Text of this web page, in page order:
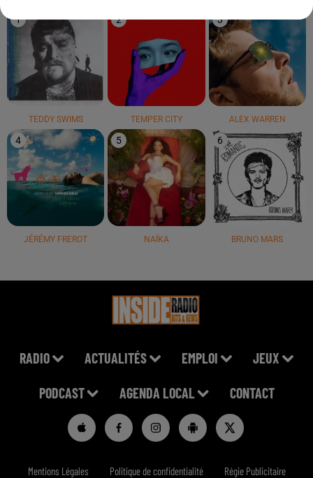
1
TEDDY SWIMS
2
TEMPER CITY
3
ALEX WARREN
4
JÉRÉMY FREROT
5
NAÏKA
6
BRUNO MARS
RADIO ACTUALITÉS EMPLOI JEUX
PODCAST AGENDA LOCAL CONTACT
Mentions Légales Politique de confidentialité Régie Publicitaire